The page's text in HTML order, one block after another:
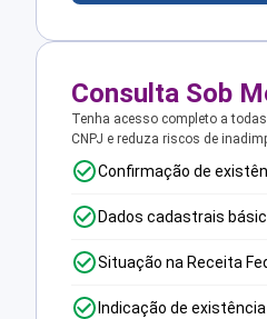
Consulta Sob
Tenha acesso completo a
CNPJ e reduza riscos de
Confirmação de
Dados cadastrais
Situação na Receita
Indicação de